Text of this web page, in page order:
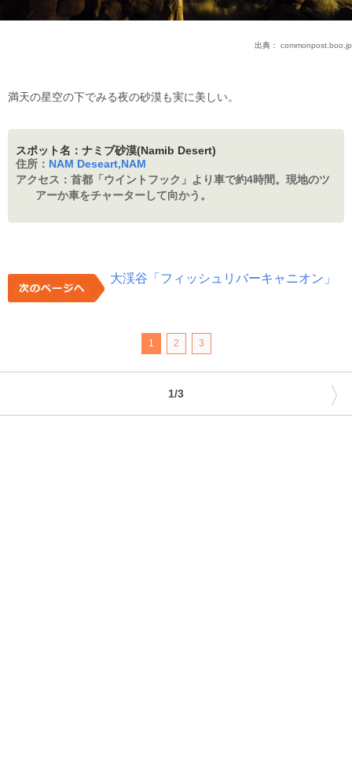
出典： commonpost.boo.jp
満天の星空の下でみる夜の砂漠も実に美しい。
スポット名：ナミブ砂漠(Namib Desert)
住所： NAM Deseart,NAM
アクセス： 首都「ウイントフック」より車で約4時間。現地のツ
アーか車をチャーターして向かう。
大渓谷「フィッシュリバーキャニオン」
1 2 3
1/3 〉